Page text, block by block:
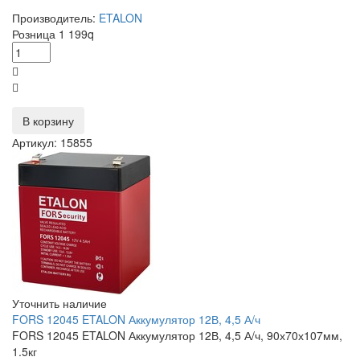
Производитель: ETALON
Розница 1 199q
В корзину
Артикул: 15855
Уточнить наличие
FORS 12045 ETALON Аккумулятор 12В, 4,5 А/ч
FORS 12045 ETALON Аккумулятор 12В, 4,5 А/ч, 90х70х107мм,
1.5кг